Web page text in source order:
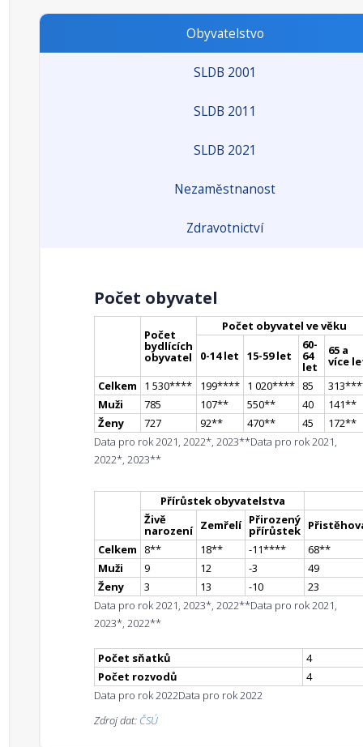
Obyvatelstvo
SLDB 2001
SLDB 2011
SLDB 2021
Nezaměstnanost
Zdravotnictví
Počet obyvatel
Počet
bydlících
obyvatel
Počet obyvatel ve věku
0-14 let 15-59 let
60-
64
let
65 a
více
Celkem
1 530**** 199**** 1 020**** 85 313**
Muži
785 107** 550** 40 141**
Ženy
727 92** 470** 45 172**
Data pro rok 2021, 2022*, 2023**Data pro rok 2021,
2022*, 2023**
Přírůstek obyvatelstva
Živě
narození Zemřelí Přirozený
přírůstek
Celkem
8** 18** -11**** 68**
Muži
9 12 -3
49
Ženy
3 13 -10
23
Data pro rok 2021, 2023*, 2022**Data pro rok 2021,
2023*, 2022**
Počet sňatků
4
Počet rozvodů
4
Data pro rok 2022Data pro rok 2022
Zdroj dat: ČSÚ